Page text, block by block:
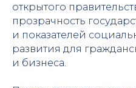
открытого
прозрачность
и показателей
развития для
и бизнеса.